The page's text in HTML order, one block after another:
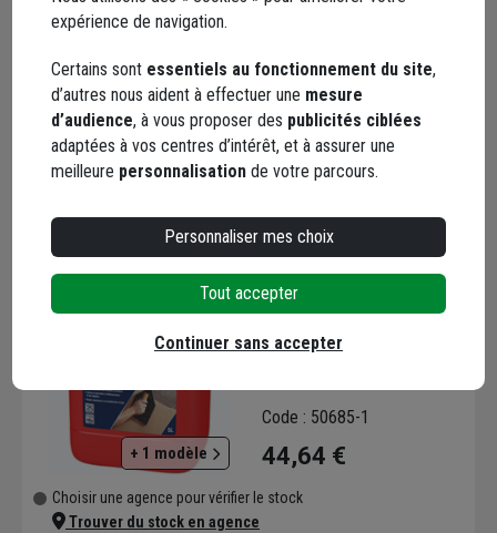
Minéral - Bidon de 5L
105,85 €
Choisir une agence pour vérifier le stock
Trouver du stock en agence
Livraison disponible
+ 1 modèle
Lankofuge Masse 322 - 5
Code : 50685-1
44,64 €
Choisir une agence pour vérifier le stock
Trouver du stock en agence
expérience de navigation.
Certains sont essentiels au fonctionnement du site,
d’autres nous aident à effectuer une mesure
d’audience, à vous proposer des publicités ciblées
adaptées à vos centres d’intérêt, et à assurer une
meilleure personnalisation de votre parcours.
Personnaliser mes choix
Tout accepter
Continuer sans accepter